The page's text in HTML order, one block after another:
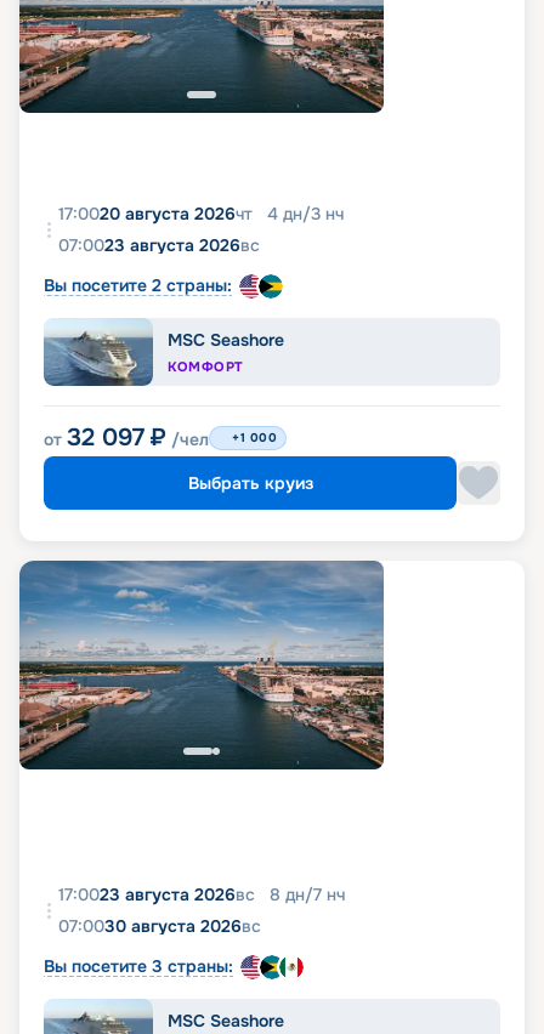
17:0020 августа 2026чт 4 дн/3 нч
07:0023 августа 2026вс
Вы посетите 2 страны:
MSC Seashore
КОМФОРТ
от 32 097 ₽ /чел +1 000
Выбрать круиз
17:0023 августа 2026вс 8 дн/7 нч
07:0030 августа 2026вс
Вы посетите 3 страны:
MSC Seashore